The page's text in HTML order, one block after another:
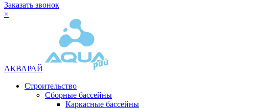
Заказать звонок
×
АКВАРАЙ
Строительство
Сборные бассейны
Каркасные бассейны